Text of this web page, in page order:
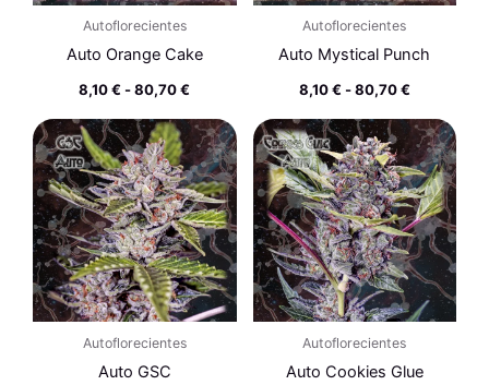
Autoflorecientes
Auto Orange Cake
8,10€ - 80,70€
Autoflorecientes
Auto Mystical Punch
8,10€ - 80,70€
Autoflorecientes
Auto GSC
Rango
de
precios:
desde
8,10 €
hasta
80,70 €
Autoflorecientes
Auto Cookies Glue
Rango
de
precios:
desde
25,70 €
hasta
80,70 €